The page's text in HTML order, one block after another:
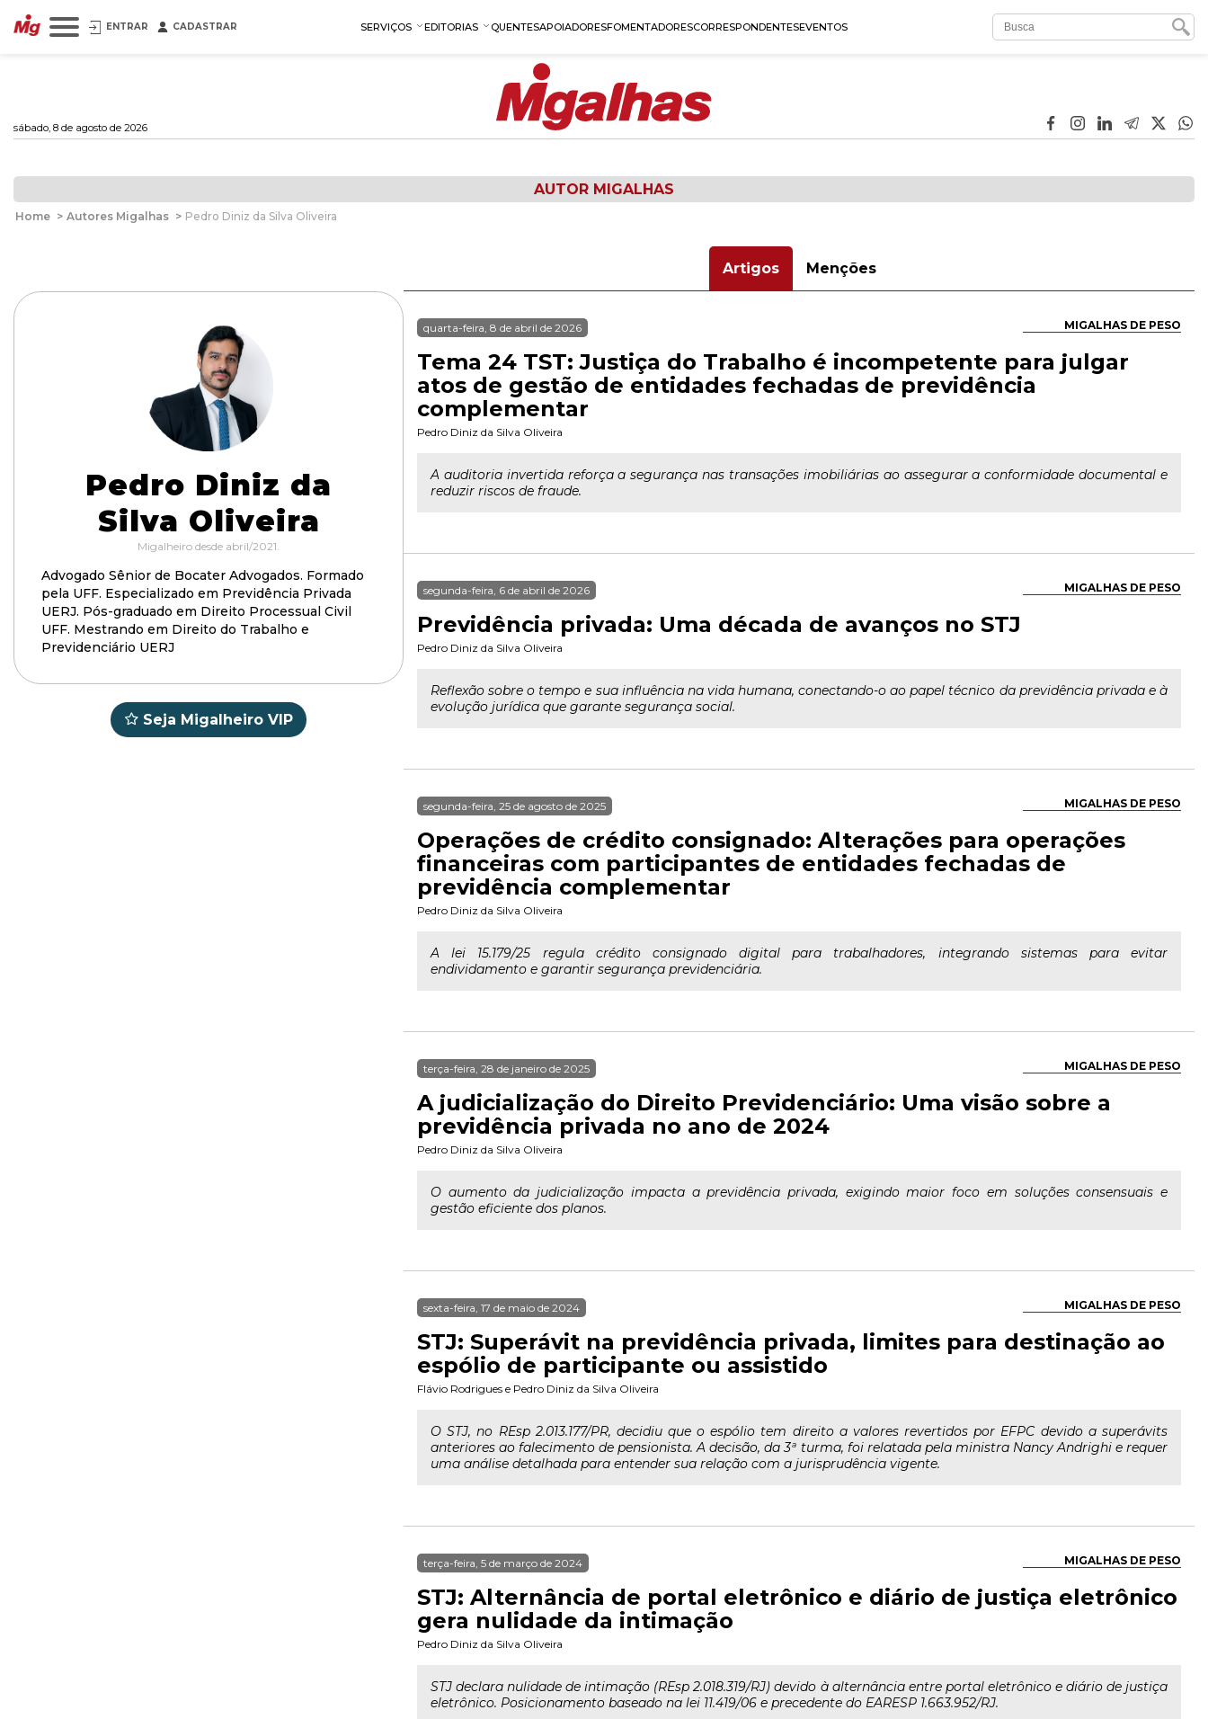
ENTRAR CADASTRAR SERVIÇOS EDITORIAS QUENTESAPOIADORESFOMENTADORESCORRESPONDENTESEVENTOS
sábado, 8 de agosto de 2026
AUTOR MIGALHAS
Home > Autores Migalhas > Pedro Diniz da Silva Oliveira
Pedro Diniz da
Silva Oliveira
Migalheiro desde abril/2021.
Advogado Sênior de Bocater Advogados. Formado
pela UFF. Especializado em Previdência Privada
UERJ. Pós-graduado em Direito Processual Civil
UFF. Mestrando em Direito do Trabalho e
Previdenciário UERJ
Seja Migalheiro VIP
Artigos Menções
MIGALHAS DE PESO
quarta-feira, 8 de abril de 2026
Tema 24 TST: Justiça do Trabalho é incompetente para julgar
atos de gestão de entidades fechadas de previdência
complementar
Pedro Diniz da Silva Oliveira
A auditoria invertida reforça a segurança nas transações imobiliárias ao assegurar a conformidade documental e
reduzir riscos de fraude.
MIGALHAS DE PESO
segunda-feira, 6 de abril de 2026
Previdência privada: Uma década de avanços no STJ
Pedro Diniz da Silva Oliveira
Reflexão sobre o tempo e sua influência na vida humana, conectando-o ao papel técnico da previdência privada e à
evolução jurídica que garante segurança social.
MIGALHAS DE PESO
segunda-feira, 25 de agosto de 2025
Operações de crédito consignado: Alterações para operações
financeiras com participantes de entidades fechadas de
previdência complementar
Pedro Diniz da Silva Oliveira
A lei 15.179/25 regula crédito consignado digital para trabalhadores, integrando sistemas para evitar
endividamento e garantir segurança previdenciária.
MIGALHAS DE PESO
terça-feira, 28 de janeiro de 2025
A judicialização do Direito Previdenciário: Uma visão sobre a
previdência privada no ano de 2024
Pedro Diniz da Silva Oliveira
O aumento da judicialização impacta a previdência privada, exigindo maior foco em soluções consensuais e
gestão eficiente dos planos.
MIGALHAS DE PESO
sexta-feira, 17 de maio de 2024
STJ: Superávit na previdência privada, limites para destinação ao
espólio de participante ou assistido
Flávio Rodrigues e Pedro Diniz da Silva Oliveira
O STJ, no REsp 2.013.177/PR, decidiu que o espólio tem direito a valores revertidos por EFPC devido a superávits
anteriores ao falecimento de pensionista. A decisão, da 3ª turma, foi relatada pela ministra Nancy Andrighi e requer
uma análise detalhada para entender sua relação com a jurisprudência vigente.
MIGALHAS DE PESO
terça-feira, 5 de março de 2024
STJ: Alternância de portal eletrônico e diário de justiça eletrônico
gera nulidade da intimação
Pedro Diniz da Silva Oliveira
STJ declara nulidade de intimação (REsp 2.018.319/RJ) devido à alternância entre portal eletrônico e diário de justiça
eletrônico. Posicionamento baseado na lei 11.419/06 e precedente do EARESP 1.663.952/RJ.